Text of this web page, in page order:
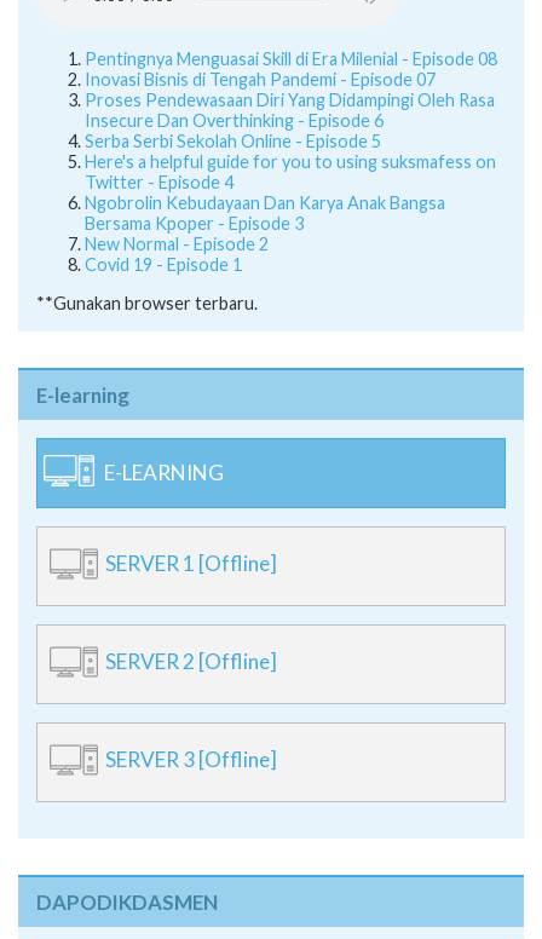
Pentingnya Menguasai Skill di Era Milenial - Episode 08
Inovasi Bisnis di Tengah Pandemi - Episode 07
Proses Pendewasaan Diri Yang Didampingi Oleh Rasa
Insecure Dan Overthinking - Episode 6
Serba Serbi Sekolah Online - Episode 5
Here's a helpful guide for you to using suksmafess on
Twitter - Episode 4
Ngobrolin Kebudayaan Dan Karya Anak Bangsa
Bersama Kpoper - Episode 3
New Normal - Episode 2
Covid 19 - Episode 1
**Gunakan browser terbaru.
E-learning
E-LEARNING
SERVER 1 [Offline]
SERVER 2 [Offline]
SERVER 3 [Offline]
DAPODIKDASMEN